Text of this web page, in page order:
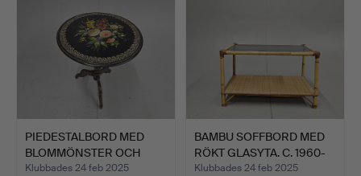
PIEDESTALBORD MED
BLOMMÖNSTER OCH
INLÄGG. …
Klubbades 24 feb 2025
BAMBU SOFFBORD MED
RÖKT GLASYTA. C. 1960-
T…
Klubbades 24 feb 2025